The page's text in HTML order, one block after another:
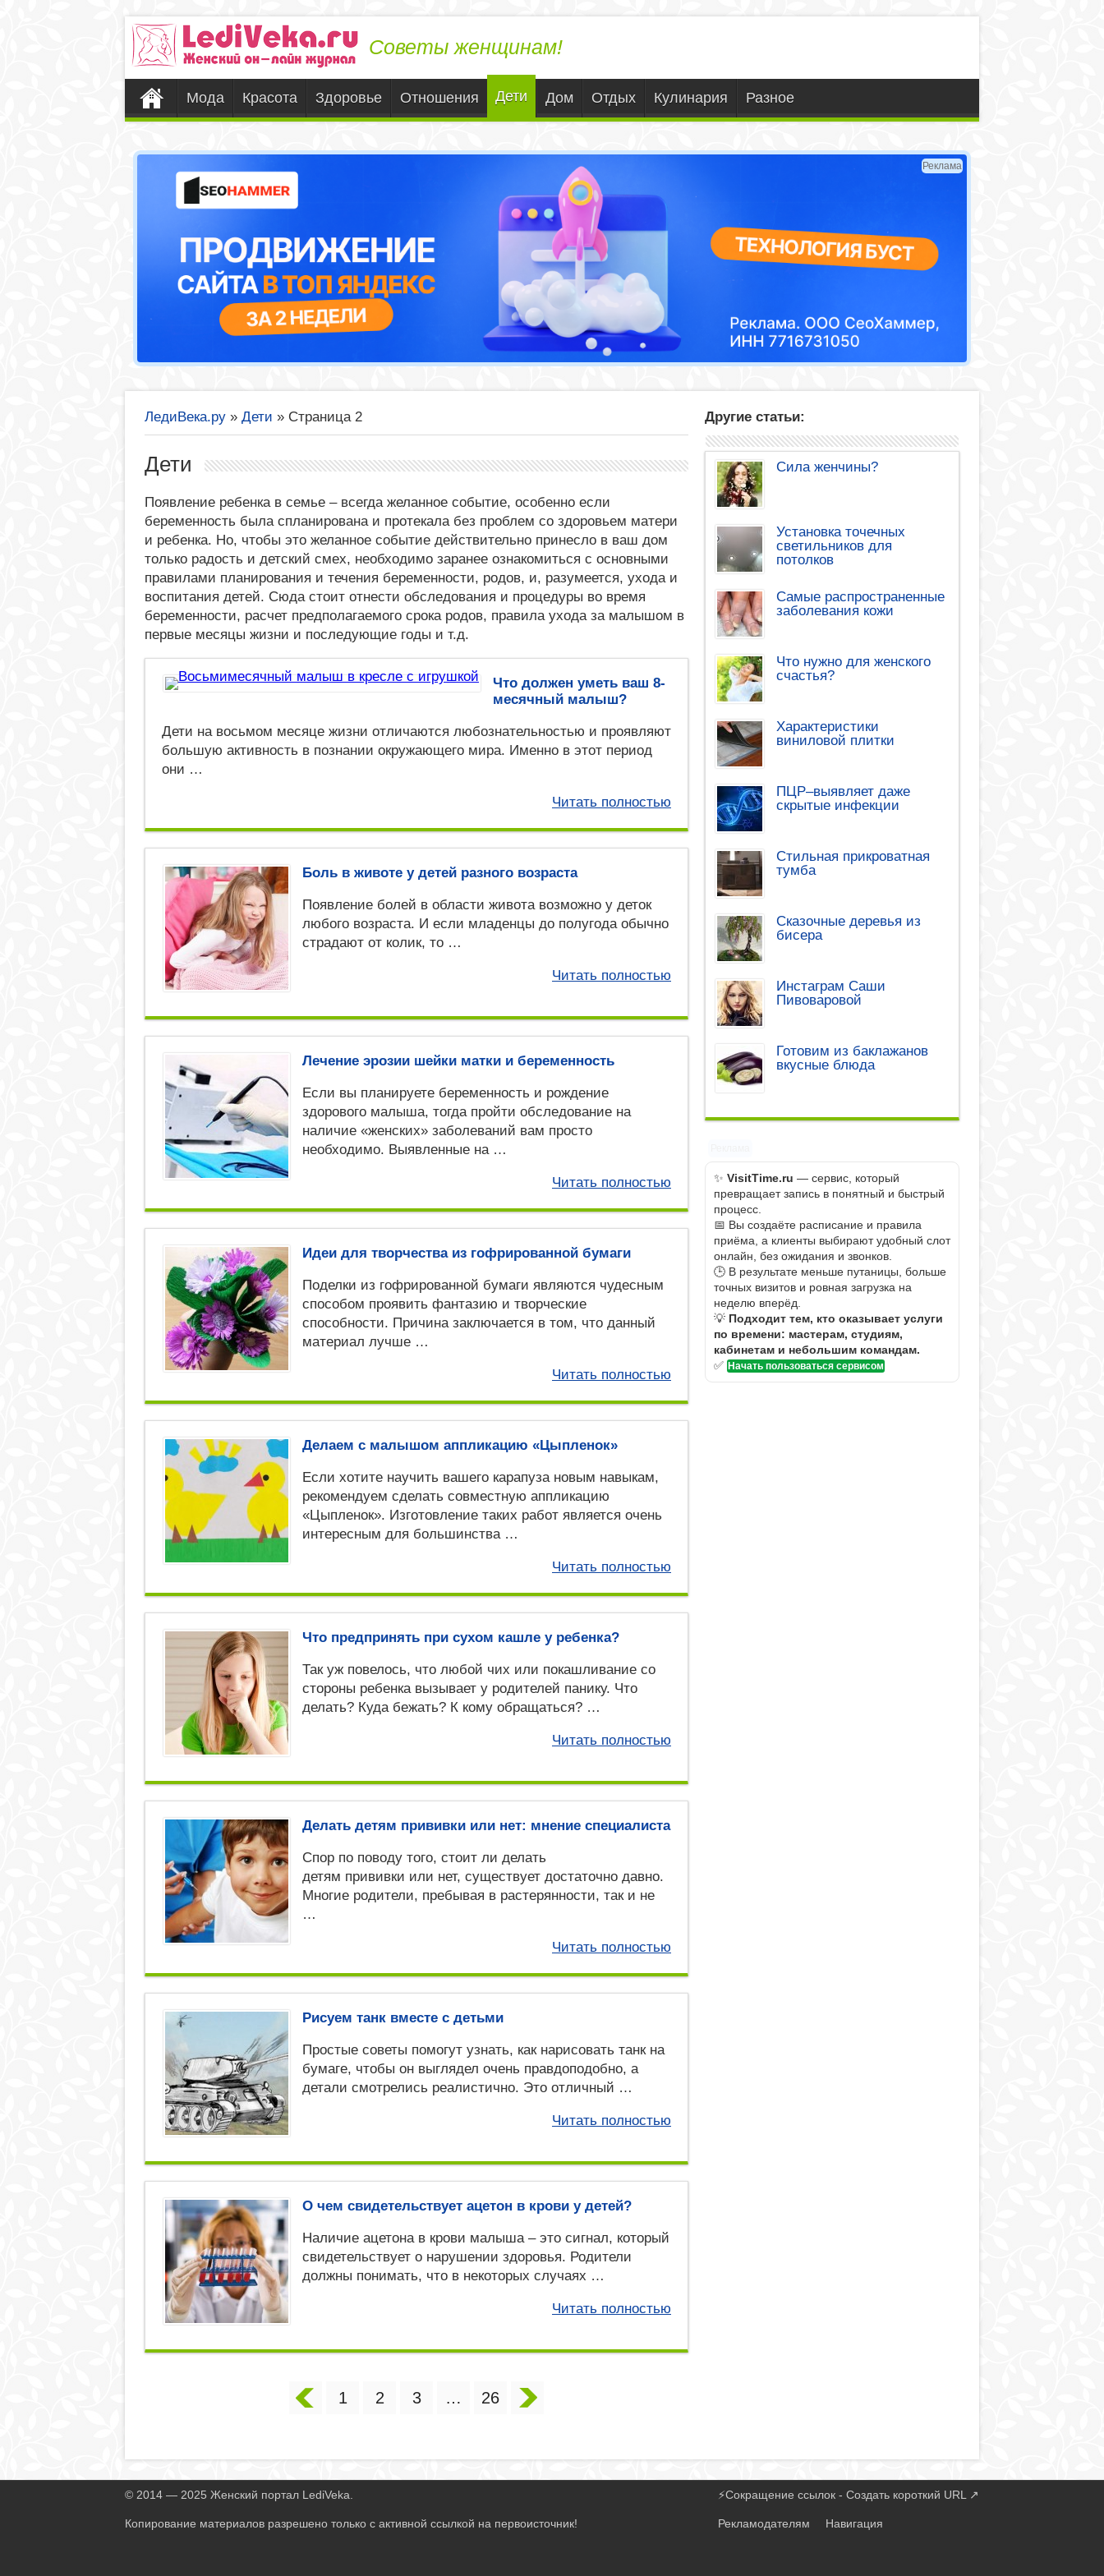
Советы женщинам!
Мода Красота Здоровье Отношения Дети Дом Отдых Кулинария Разное
Реклама
ЛедиВека.ру » Дети » Страница 2
Дети
Появление ребенка в семье – всегда желанное событие, особенно если
беременность была спланирована и протекала без проблем со здоровьем матери
и ребенка. Но, чтобы это желанное событие действительно принесло в ваш дом
только радость и детский смех, необходимо заранее ознакомиться с основными
правилами планирования и течения беременности, родов, и, разумеется, ухода и
воспитания детей. Сюда стоит отнести обследования и процедуры во время
беременности, расчет предполагаемого срока родов, правила ухода за малышом в
первые месяцы жизни и последующие годы и т.д.
Что должен уметь ваш 8-
месячный малыш?
Дети на восьмом месяце жизни отличаются любознательностью и проявляют
большую активность в познании окружающего мира. Именно в этот период
они …
Читать полностью
Боль в животе у детей разного возраста
Появление болей в области живота возможно у деток
любого возраста. И если младенцы до полугода обычно
страдают от колик, то …
Читать полностью
Лечение эрозии шейки матки и беременность
Если вы планируете беременность и рождение
здорового малыша, тогда пройти обследование на
наличие «женских» заболеваний вам просто
необходимо. Выявленные на …
Читать полностью
Идеи для творчества из гофрированной бумаги
Поделки из гофрированной бумаги являются чудесным
способом проявить фантазию и творческие
способности. Причина заключается в том, что данный
материал лучше …
Читать полностью
Делаем с малышом аппликацию «Цыпленок»
Если хотите научить вашего карапуза новым навыкам,
рекомендуем сделать совместную аппликацию
«Цыпленок». Изготовление таких работ является очень
интересным для большинства …
Читать полностью
Что предпринять при сухом кашле у ребенка?
Так уж повелось, что любой чих или покашливание со
стороны ребенка вызывает у родителей панику. Что
делать? Куда бежать? К кому обращаться? …
Читать полностью
Делать детям прививки или нет: мнение специалиста
Спор по поводу того, стоит ли делать
детям прививки или нет, существует достаточно давно.
Многие родители, пребывая в растерянности, так и не
…
Читать полностью
Рисуем танк вместе с детьми
Простые советы помогут узнать, как нарисовать танк на
бумаге, чтобы он выглядел очень правдоподобно, а
детали смотрелись реалистично. Это отличный …
Читать полностью
О чем свидетельствует ацетон в крови у детей?
Наличие ацетона в крови малыша – это сигнал, который
свидетельствует о нарушении здоровья. Родители
должны понимать, что в некоторых случаях …
Читать полностью
1 2 3 … 26
Другие статьи:
Сила женчины?
Установка точечных
светильников для
потолков
Самые распространенные
заболевания кожи
Что нужно для женского
счастья?
Характеристики
виниловой плитки
ПЦР–выявляет даже
скрытые инфекции
Стильная прикроватная
тумба
Сказочные деревья из
бисера
Инстаграм Саши
Пивоваровой
Готовим из баклажанов
вкусные блюда
✨ VisitTime.ru — сервис, который
превращает запись в понятный и быстрый
процесс.
📅 Вы создаёте расписание и правила
приёма, а клиенты выбирают удобный слот
онлайн, без ожидания и звонков.
🕒 В результате меньше путаницы, больше
точных визитов и ровная загрузка на
неделю вперёд.
💡 Подходит тем, кто оказывает услуги
по времени: мастерам, студиям,
кабинетам и небольшим командам.
✅ Начать пользоваться сервисом
⚡Сокращение ссылок - Создать короткий URL↗
Рекламодателям Навигация
© 2014 — 2025 Женский портал LediVeka.
Копирование материалов разрешено только с активной ссылкой на первоисточник!